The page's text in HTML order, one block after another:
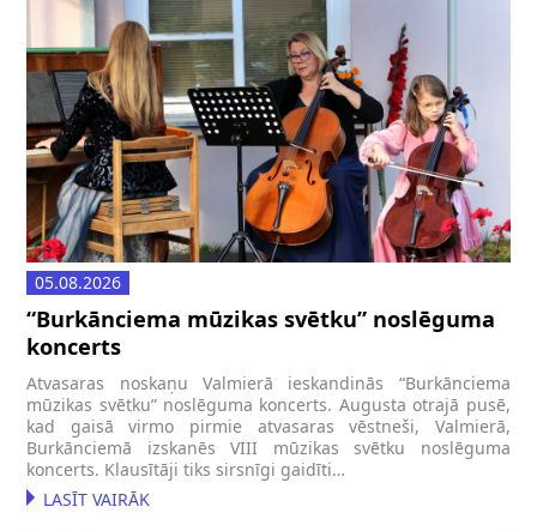
05.08.2026
“Burkānciema mūzikas svētku” noslēguma
koncerts
Atvasaras noskaņu Valmierā ieskandinās “Burkānciema
mūzikas svētku” noslēguma koncerts. Augusta otrajā pusē,
kad gaisā virmo pirmie atvasaras vēstneši, Valmierā,
Burkānciemā izskanēs VIII mūzikas svētku noslēguma
koncerts. Klausītāji tiks sirsnīgi gaidīti…
LASĪT VAIRĀK